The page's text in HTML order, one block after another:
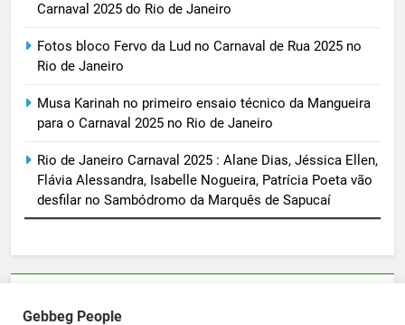
Carnaval 2025 do Rio de Janeiro
Fotos bloco Fervo da Lud no Carnaval de Rua 2025 no
Rio de Janeiro
Musa Karinah no primeiro ensaio técnico da Mangueira
para o Carnaval 2025 no Rio de Janeiro
Rio de Janeiro Carnaval 2025 : Alane Dias, Jéssica Ellen,
Flávia Alessandra, Isabelle Nogueira, Patrícia Poeta vão
desfilar no Sambódromo da Marquês de Sapucaí
sortimentos@yahoo.com.br
Gebbeg People